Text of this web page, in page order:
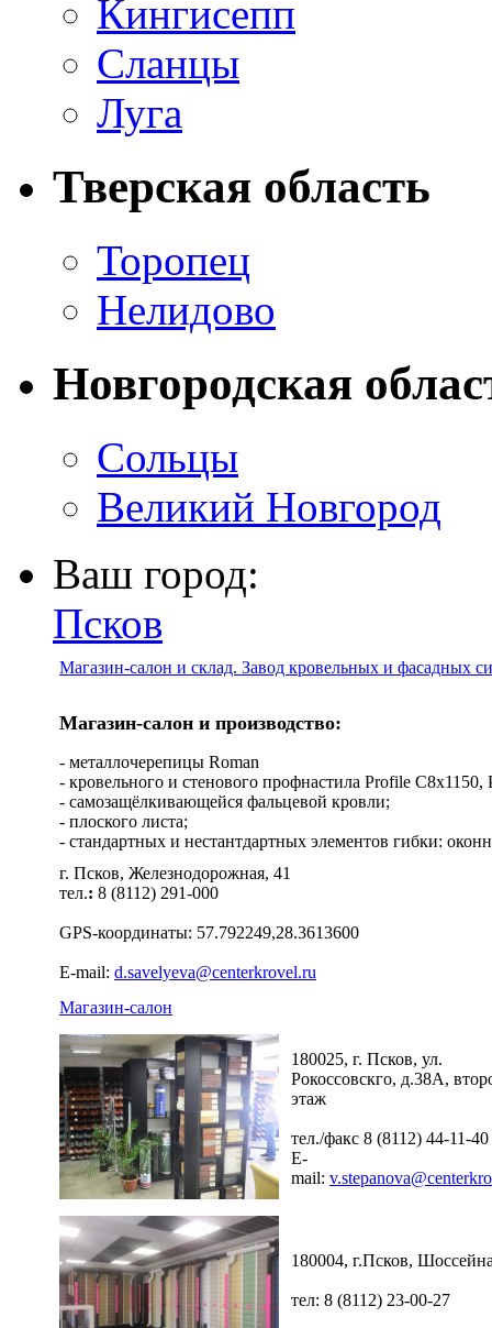
Кингисепп
Сланцы
Луга
Тверская область
Торопец
Нелидово
Новгородская
Сольцы
Великий Новгород
Ваш город:
Псков
Магазин-салон и склад. Завод кровельных и фасадных
Магазин-салон и производство:
- металлочерепицы Roman
- кровельного и стенового профнастила Profile
- самозащёлкивающейся фальцевой кровли;
- плоского листа;
- стандартных и нестантдартных элементов гибки:
г. Псков, Железнодорожная, 41
тел.: 8 (8112) 291-000
GPS-координаты: 57.792249,28.3613600
E-mail: d.savelyeva@centerkrovel.ru
Магазин-салон
180025, г. Псков, ул.
Рокоссовскго, д.38А,
этаж
тел./факс 8 (8112) 44-11-40
E-
mail:
180004, г.Псков,
тел: 8 (8112) 23-00-27